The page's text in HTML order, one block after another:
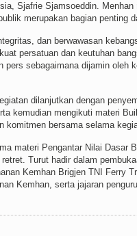
Sjafrie Sjamsoeddin.
merupakan bagian penting
dan berwawasan
persatuan dan keutuhan
pers sebagaimana dijamin oleh
dilanjutkan dengan
kemudian mengikuti materi
komitmen bersama selama
materi Pengantar Nilai Dasar
Turut hadir dalam
Kemhan Brigjen TNI Ferry
Kemhan, serta jajaran